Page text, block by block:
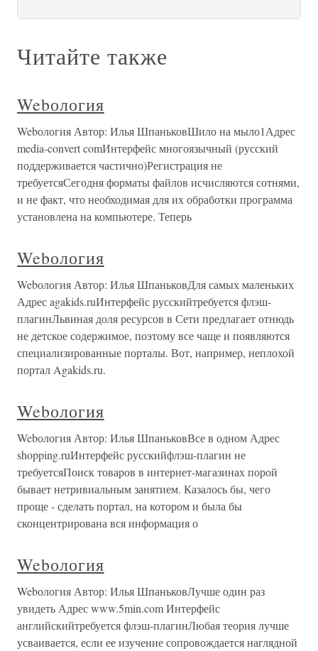
Читайте также
Webология
Webология Автор: Илья ШпаньковШило на мыло1Адрес
media-convert comИнтерфейс многоязычный (русский
поддерживается частично)Регистрация не
требуетсяСегодня форматы файлов исчисляются сотнями,
и не факт, что необходимая для их обработки программа
установлена на компьютере. Теперь
Webология
Webология Автор: Илья ШпаньковДля самых маленьких
Адрес agakids.ruИнтерфейс русскийтребуется флэш-
плагинЛьвиная доля ресурсов в Сети предлагает отнюдь
не детское содержимое, поэтому все чаще и появляются
специализированные порталы. Вот, например, неплохой
портал Agakids.ru.
Webология
Webология Автор: Илья ШпаньковВсе в одном Адрес
shopping.ruИнтерфейс русскийфлэш-плагин не
требуетсяПоиск товаров в интернет-магазинах порой
бывает нетривиальным занятием. Казалось бы, чего
проще - сделать портал, на котором и была бы
сконцентрирована вся информация о
Webология
Webология Автор: Илья ШпаньковЛучше один раз
увидеть Адрес www.5min.com Интерфейс
английскийтребуется флэш-плагинЛюбая теория лучше
усваивается, если ее изучение сопровождается наглядной